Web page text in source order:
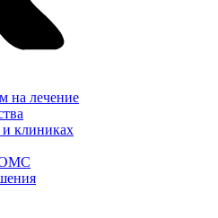
на лечение
клиниках
ОМС